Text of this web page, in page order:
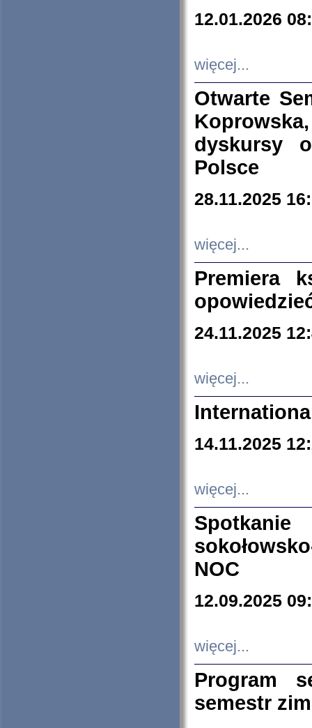
12.01.2026
więcej...
Otwarte
dyskursy
Polsce
28.11.2025
więcej...
Premiera
24.11.2025
więcej...
14.11.2025
więcej...
NOC
12.09.2025
więcej...
Program
semestr